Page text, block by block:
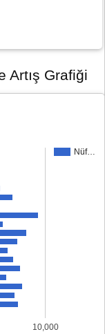
Artış Grafiği
Nüf…
10,000